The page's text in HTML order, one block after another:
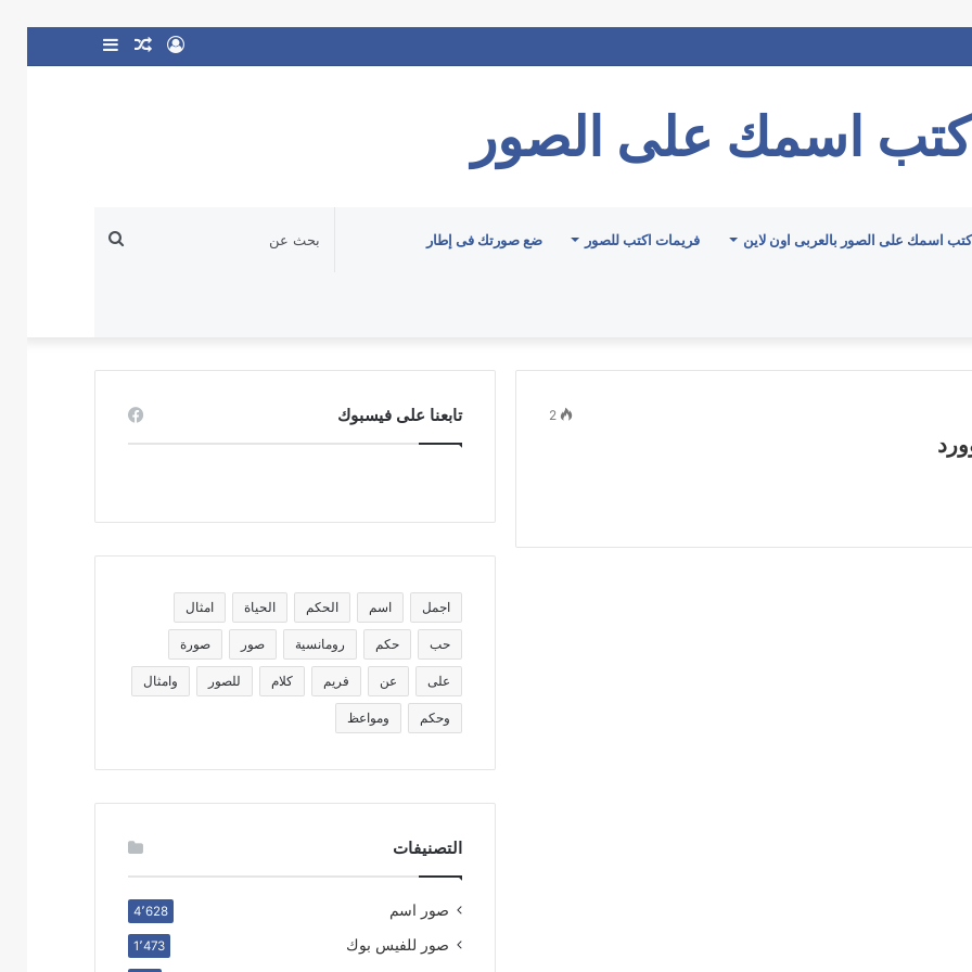
إضافةمقالتسجيل
اسمك على الصور
اسمك على الصور بالعربى اون لاين فريمات اكتب للصور ضع صورتك فى إطار بحث
2 تابعنا على فيسبوك
اجمل اسم الحكم الحياة امثال
حب حكم رومانسية صور صورة
على عن فريم كلام للصور وامثال
وحكم ومواعظ
التصنيفات
صور اسم 4٬628
صور للفيس بوك 1٬473